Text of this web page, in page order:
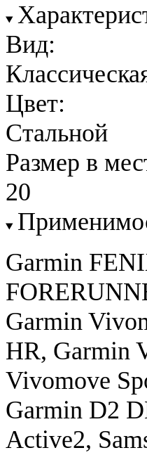
Вид:
Цвет:
Стальной
Размер в
20
Garmin
Garmin
HR, Garmin
Vivomove
Garmin D2
Active2,